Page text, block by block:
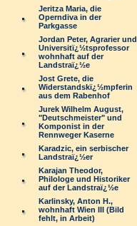
Jeritza Maria, die
Operndiva in der
Parkgasse
Jordan Peter, Agrarier und
Universitï¿½tsprofessor
wohnhaft auf der
Landstraï¿½e
Jost Grete, die
Widerstandskï¿½mpferin
aus dem Rabenhof
Jurek Wilhelm August,
"Deutschmeister" und
Komponist in der
Rennweger Kaserne
Karadzic, ein serbischer
Landstraï¿½er
Karajan Theodor,
Philologe und Historiker
auf der Landstraï¿½e
Karlinsky, Anton H.,
wohnhaft Wien III (Bild
fehlt, in Arbeit)